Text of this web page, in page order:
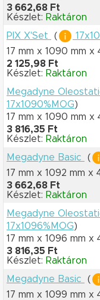
3 662,68 Ft
Készlet: Raktáron
PIX X'Set
(
17 mm x 1090 mm x
2 125,98 Ft
Készlet: Raktáron
Megadyne
17x1090%MOG)
17 mm x 1090 mm x
3 816,35 Ft
Készlet: Raktáron
Megadyne Basic
(
17 mm x 1092 mm x
3 662,68 Ft
Készlet: Raktáron
Megadyne
17x1096%MOG)
17 mm x 1096 mm x
3 816,35 Ft
Készlet: Raktáron
Megadyne Basic
(
17 mm x 1099 mm x